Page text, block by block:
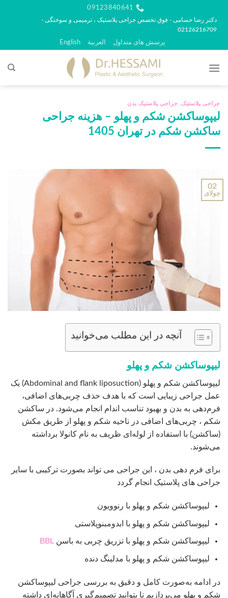
محتوا
09123840641
دکتر رضا حسامی - فوق تخصص جراحی پلاستیک ، ترمیمی و سوختگی -
02126216709
پرسش های متداول العربية English
جراحی پلاستیک جراحی پلاستیک بدن
لیپوساکشن شکم و پهلو – هزینه جراحی
ساکشن شکم در تهران 1405
02
جولای
آنچه در این مطلب می‌خوانید
لیپوساکشن شکم و پهلو
لیپوساکشن شکم و پهلو (Abdominal and flank liposuction) یک
عمل جراحی زیبایی است که با هدف حذف چربی‌های اضافی،
فرم‌دهی به بدن و بهبود تناسب اندام انجام می‌شود. در ساکشن
شکم ، چربی‌های اضافی در ناحیه شکم و پهلو از طریق مکش
(ساکشن) با استفاده از لوله‌ای ظریف به نام کانولا برداشته
می‌شوند.
برای فرم دهی بدن ، این جراحی می تواند بصورت ترکیبی با سایر
جراحی های پلاستیک انجام گردد
لیپوساکشن شکم و پهلو با رنوویون
لیپوساکشن شکم و پهلو با ابدومبنوپلاستی
لیپوساکشن شکم و پهلو با تزریق چربی به باسن BBL
لیپوساکشن شکم و پهلو با مدلینگ دنده
در ادامه به‌صورت کامل و دقیق به بررسی جراحی لیپوساکشن
شکم و پهلو می‌پردازیم تا بتوانید تصمیم‌گیری آگاهانه‌ای داشته